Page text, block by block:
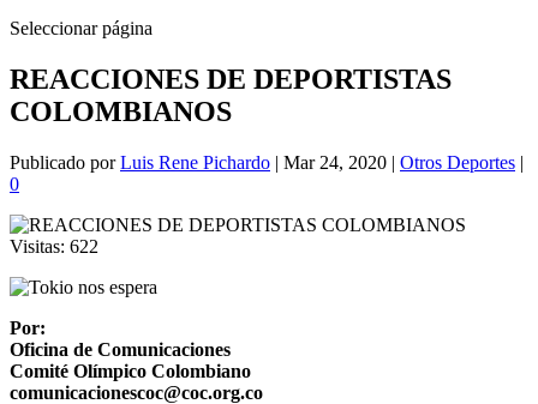
Seleccionar página
REACCIONES DE DEPORTISTAS
COLOMBIANOS
Publicado porLuis Rene Pichardo | Mar 24, 2020 | Otros Deportes |
0
Visitas: 622
Por:
Oficina de Comunicaciones
Comité Olímpico Colombiano
comunicacionescoc@coc.org.co